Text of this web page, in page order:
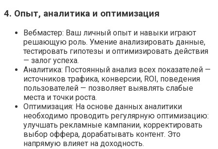
4. Опыт, аналитика и оптимизация
Вебмастер: Ваш личный опыт и навыки играют
решающую роль. Умение анализировать данные,
тестировать гипотезы и оптимизировать действия
— залог успеха.
Аналитика: Постоянный анализ всех показателей —
источников трафика, конверсии, ROI, поведения
пользователей — позволяет выявлять слабые
места и точки роста.
Оптимизация: На основе данных аналитики
необходимо проводить регулярную оптимизацию:
улучшать рекламные кампании, корректировать
выбор оффера, дорабатывать контент. Это
напрямую влияет на доходность.